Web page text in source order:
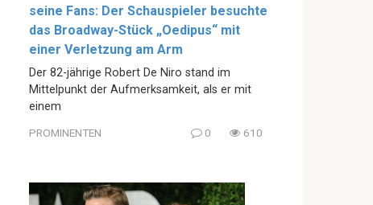
seine Fans: Der Schauspieler besuchte
das Broadway-Stück „Oedipus“ mit
einer Verletzung am Arm
Der 82-jährige Robert De Niro stand im
Mittelpunkt der Aufmerksamkeit, als er mit
einem
PROMINENTEN 0 610